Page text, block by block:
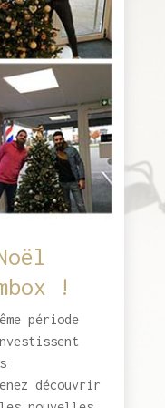
!
période
découvrir